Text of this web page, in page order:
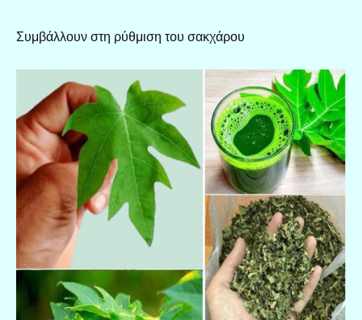
Συμβάλλουν στη ρύθμιση του σακχάρου